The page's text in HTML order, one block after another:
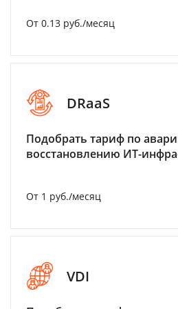
От 0.13 руб./месяц
DRaaS
Подобрать тариф по
восстановлению ИТ-
От 1 руб./месяц
VDI